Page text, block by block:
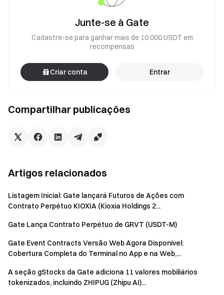
Compartilhar publicações
Junte-se à Gate
Cadastre-se para ganhar mais de 10.000 USDT em
recompensas
Criar conta Entrar
Artigos relacionados
Listagem Inicial: Gate lançará Futuros de Ações com
Contrato Perpétuo KIOXIA (Kioxia Holdings 2...
Gate Lança Contrato Perpétuo de GRVT (USDT-M)
Gate Event Contracts Versão Web Agora Disponível:
Cobertura Completa do Terminal no App e na Web,...
A seção gStocks da Gate adiciona 11 valores mobiliários
tokenizados, incluindo ZHIPUG (Zhipu AI)...